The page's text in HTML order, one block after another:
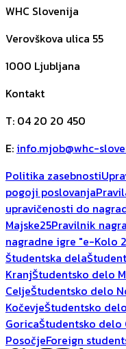
WHC Slovenija
Verovškova ulica 55
1000 Ljubljana
Kontakt
T: 04 20 20 450
E: info.mjob@whc-
Politika zasebnosti
pogoji poslovanja
upravičenosti do
Majske25Pravilnik
nagradne igre "e-Kolo
Študentska dela
KranjŠtudentsko delo
CeljeŠtudentsko delo
KočevjeŠtudentsko
GoricaŠtudentsko delo
PosočjeForeign